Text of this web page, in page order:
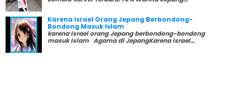
Karena Israel Orang Jepang Berbondong-
Bondong Masuk Islam
karena Israel orang Jepang berbondong-bondong
masuk Islam Agama di JepangKarena Israel...